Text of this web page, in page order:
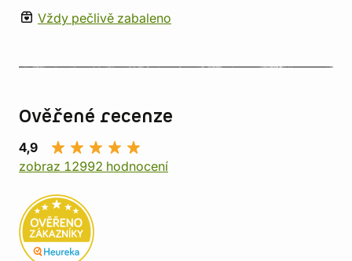
Vždy pečlivě zabaleno
Ověřené recenze
4,9
zobraz 12992 hodnocení